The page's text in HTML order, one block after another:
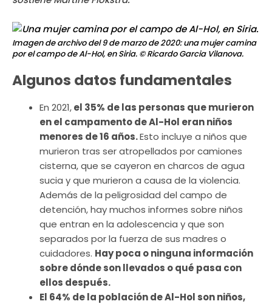
Imagen de archivo del 9 de marzo de 2020: una mujer camina
por el campo de Al-Hol, en Siria. © Ricardo Garcia Vilanova.
Algunos datos fundamentales
En 2021,el 35% de las personas que murieron
en el campamento de Al-Hol eran niños
menores de 16 años.Esto incluye a niños que
murieron tras ser atropellados por camiones
cisterna, que se cayeron en charcos de agua
sucia y que murieron a causa de la violencia.
Además de la peligrosidad del campo de
detención, hay muchos informes sobre niños
que entran en la adolescencia y que son
separados por la fuerza de sus madres o
cuidadores. Hay poca o ninguna información
sobre dónde son llevados o qué pasa con
ellos después.
El 64% de la población de Al-Hol son niños,